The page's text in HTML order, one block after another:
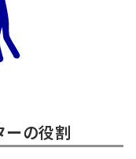
ーの役割